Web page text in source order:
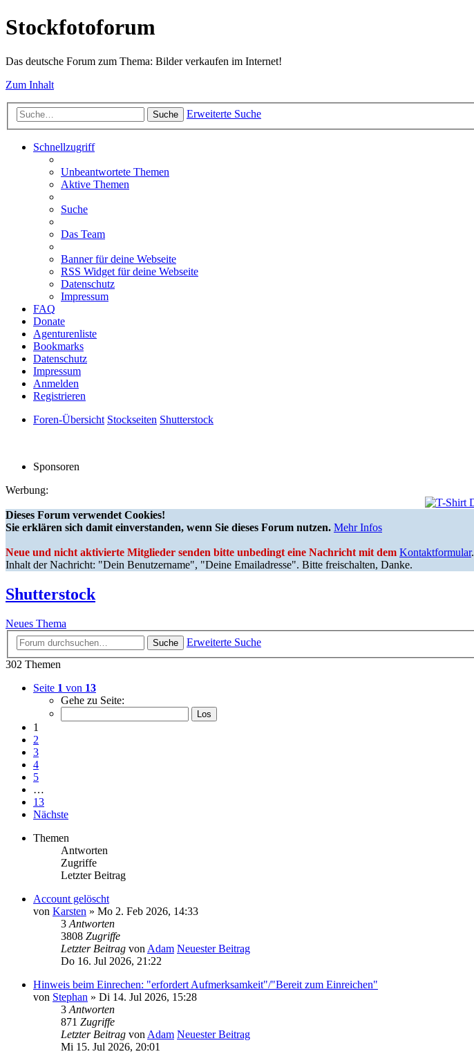
Stockfotoforum
Das deutsche Forum zum Thema: Bilder verkaufen im Internet!
Zum Inhalt
Suche Erweiterte Suche
Schnellzugriff
Unbeantwortete Themen
Aktive Themen
Suche
Das Team
Banner für deine Webseite
RSS Widget für deine Webseite
Datenschutz
Impressum
FAQ
Donate
Agenturenliste
Bookmarks
Datenschutz
Impressum
Anmelden
Registrieren
Foren-Übersicht Stockseiten Shutterstock
Sponsoren
Werbung:
Dieses Forum verwendet Cookies!
Sie erklären sich damit einverstanden, wenn Sie dieses Forum nutzen. Mehr Infos
Neue und nicht aktivierte Mitglieder senden bitte unbedingt eine Nachricht mit dem Kontaktformular.
Inhalt der Nachricht: "Dein Benutzername", "Deine Emailadresse". Bitte freischalten, Danke.
Shutterstock
Neues Thema
Suche
Erweiterte Suche
302 Themen
Seite 1 von 13
Gehe zu Seite:
1
2
3
4
5
…
13
Nächste
Themen
Antworten
Zugriffe
Letzter Beitrag
Account gelöscht
von Karsten » Mo 2. Feb 2026, 14:33
3 Antworten
3808 Zugriffe
Letzter Beitrag von Adam Neuester Beitrag
Do 16. Jul 2026, 21:22
Hinweis beim Einrechen: "erfordert Aufmerksamkeit"/"Bereit zum Einreichen"
von Stephan » Di 14. Jul 2026, 15:28
3 Antworten
871 Zugriffe
Letzter Beitrag von Adam Neuester Beitrag
Mi 15. Jul 2026, 20:01